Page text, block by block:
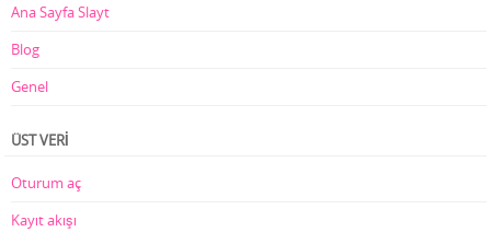
Ana Sayfa Slayt
Blog
Genel
ÜST VERI
Oturum aç
Kayıt akışı